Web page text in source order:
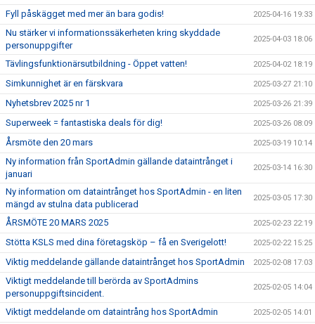
Fyll påskägget med mer än bara godis! 2025-04-16 19:33
Nu stärker vi informationssäkerheten kring skyddade
personuppgifter
2025-04-03 18:06
Tävlingsfunktionärsutbildning - Öppet vatten! 2025-04-02 18:19
Simkunnighet är en färskvara 2025-03-27 21:10
Nyhetsbrev 2025 nr 1 2025-03-26 21:39
Superweek = fantastiska deals för dig! 2025-03-26 08:09
Årsmöte den 20 mars 2025-03-19 10:14
Ny information från SportAdmin gällande dataintrånget i
januari
2025-03-14 16:30
Ny information om dataintrånget hos SportAdmin - en liten
mängd av stulna data publicerad
2025-03-05 17:30
ÅRSMÖTE 20 MARS 2025 2025-02-23 22:19
Stötta KSLS med dina företagsköp – få en Sverigelott! 2025-02-22 15:25
Viktig meddelande gällande dataintrånget hos SportAdmin 2025-02-08 17:03
Viktigt meddelande till berörda av SportAdmins
personuppgiftsincident.
2025-02-05 14:04
Viktigt meddelande om dataintrång hos SportAdmin 2025-02-05 14:01